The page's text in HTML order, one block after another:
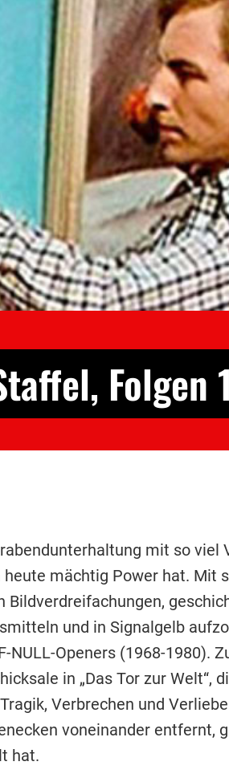
Folgen
mit so viel
mächtig Power hat. Mit
Bildverdreifachungen,
und in Signalgelb
NULL-Openers (1968-1980).
in „Das Tor zur
Verbrechen und
voneinander entfernt,
hat.